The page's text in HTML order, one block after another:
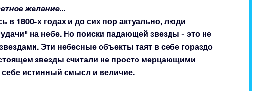
желание...
в 1800-х годах и до сих пор актуально, люди
на небе. Но поиски падающей звезды - это не
Эти небесные объекты таят в себе гораздо
звезды считали не просто мерцающими
истинный смысл и величие.